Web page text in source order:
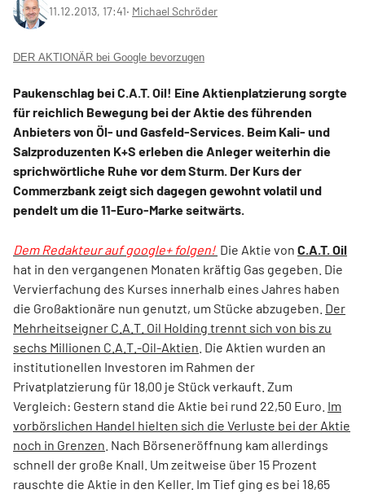
11.12.2013, 17:41‧ Michael Schröder
DER AKTIONÄR bei Google bevorzugen
Paukenschlag bei C.A.T. Oil! Eine Aktienplatzierung sorgte
für reichlich Bewegung bei der Aktie des führenden
Anbieters von Öl- und Gasfeld-Services. Beim Kali- und
Salzproduzenten K+S erleben die Anleger weiterhin die
sprichwörtliche Ruhe vor dem Sturm. Der Kurs der
Commerzbank zeigt sich dagegen gewohnt volatil und
pendelt um die 11-Euro-Marke seitwärts.
Dem Redakteur auf google+ folgen! Die Aktie von C.A.T. Oil
hat in den vergangenen Monaten kräftig Gas gegeben. Die
Vervierfachung des Kurses innerhalb eines Jahres haben
die Großaktionäre nun genutzt, um Stücke abzugeben. Der
Mehrheitseigner C.A.T. Oil Holding trennt sich von bis zu
sechs Millionen C.A.T.-Oil-Aktien . Die Aktien wurden an
institutionellen Investoren im Rahmen der
Privatplatzierung für 18,00 je Stück verkauft. Zum
Vergleich: Gestern stand die Aktie bei rund 22,50 Euro. Im
vorbörslichen Handel hielten sich die Verluste bei der Aktie
noch in Grenzen . Nach Börseneröffnung kam allerdings
schnell der große Knall. Um zeitweise über 15 Prozent
rauschte die Aktie in den Keller. Im Tief ging es bei 18,65